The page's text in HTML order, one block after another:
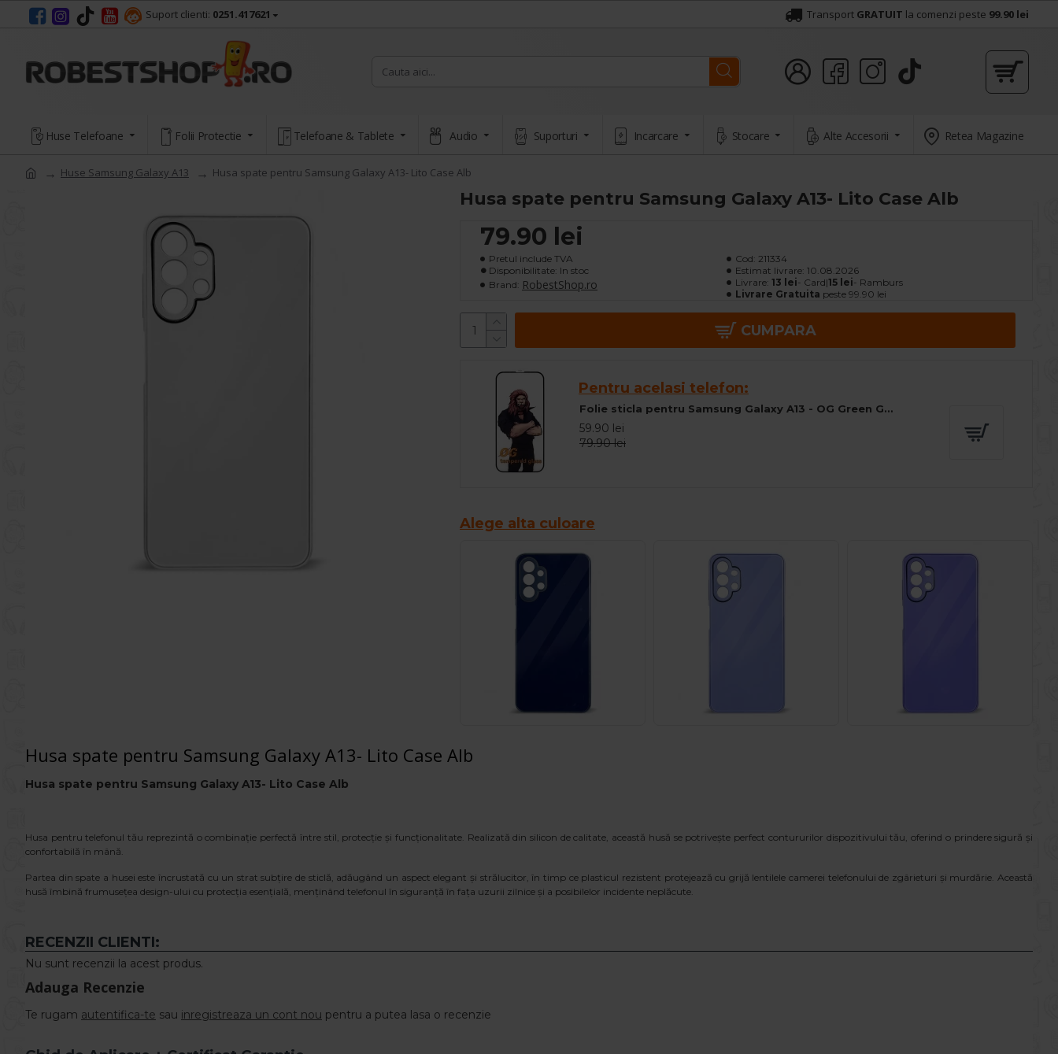
Suport clienti: 0251.417621 Transport GRATUIT la comenzi peste 99.90 lei
Huse Telefoane Folii Protectie Telefoane & Tablete Audio Suporturi Incarcare Stocare Alte Accesorii Retea Magazine
Huse Samsung Galaxy A13 Husa spate pentru Samsung Galaxy A13- Lito Case Alb
Husa spate pentru Samsung Galaxy A13- Lito Case Alb
79.90 lei
Pretul include TVA
Disponibilitate: In stoc
Brand: RobestShop.ro
Cod: 211334
Estimat livrare: 10.08.2026
Livrare: 13 lei- Card|15 lei- Ramburs
Livrare Gratuita peste 99.90 lei
CUMPARA
Pentru acelasi telefon:
Folie sticla pentru Samsung Galaxy A13 - OG Green Glass
59.90 lei
79.90 lei
Alege alta culoare
Husa spate pentru Samsung Galaxy A13- Lito Case Alb
Husa spate pentru Samsung Galaxy A13- Lito Case Alb
Husa pentru telefonul tău reprezintă o combinație perfectă între stil, protecție și funcționalitate. Realizată din silicon de calitate, această husă se potrivește perfect contururilor dispozitivului tău, oferind o prindere sigură și
confortabilă în mână.
Partea din spate a husei este încrustată cu un strat subțire de sticlă, adăugând un aspect elegant și strălucitor, în timp ce plasticul rezistent protejează cu grijă lentilele camerei telefonului de zgârieturi și murdărie. Această
husă îmbină frumusețea design-ului cu protecția esențială, menținând telefonul în siguranță în fața uzurii zilnice și a posibilelor incidente neplăcute.
RECENZII CLIENTI:
Nu sunt recenzii la acest produs.
Adauga Recenzie
Te rugam autentifica-te sau inregistreaza un cont nou pentru a putea lasa o recenzie